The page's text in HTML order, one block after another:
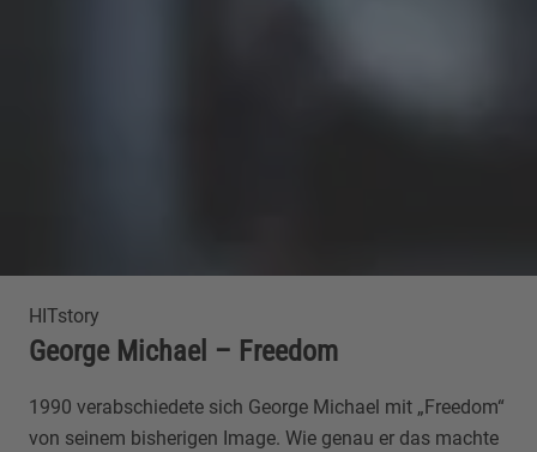
HITstory
George Michael – Freedom
1990 verabschiedete sich George Michael mit „Freedom“
von seinem bisherigen Image. Wie genau er das machte